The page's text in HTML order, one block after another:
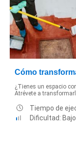
Cómo
¿Tienes un espacio
Atrévete a
Tiempo de
Dificultad: Bajo